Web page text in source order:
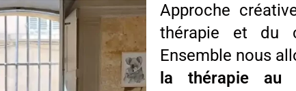
Approche
thérapie et du
Ensemble nous
la thérapie au